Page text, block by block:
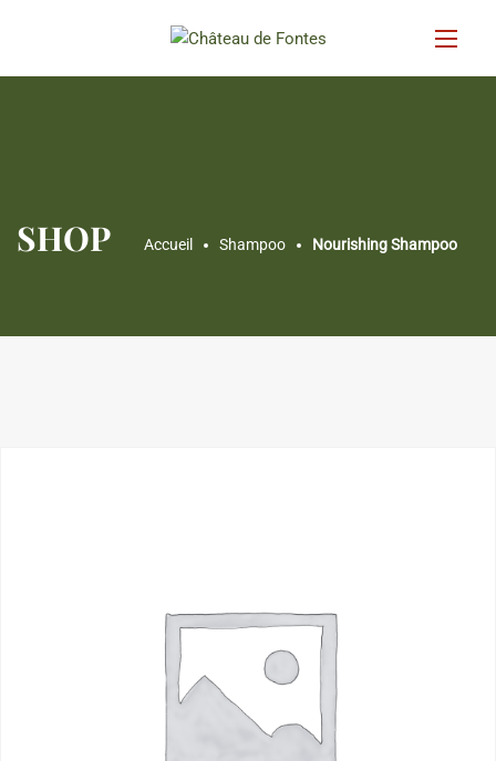
SHOP Accueil Shampoo Nourishing Shampoo